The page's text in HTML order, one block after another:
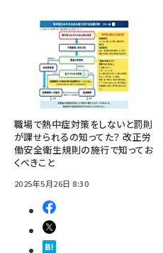
職場で熱中症対策をしないと罰則
が課せられるの知ってた？ 改正労
働安全衛生規則の施行で知ってお
くべきこと
2025年5月26日 8:30